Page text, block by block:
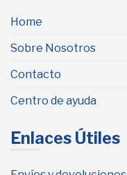
Home
Sobre Nosotros
Contacto
Centro de ayuda
Enlaces Útiles